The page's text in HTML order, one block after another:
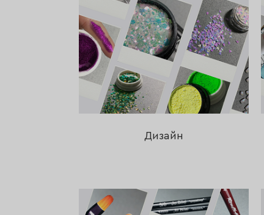
Дизайн